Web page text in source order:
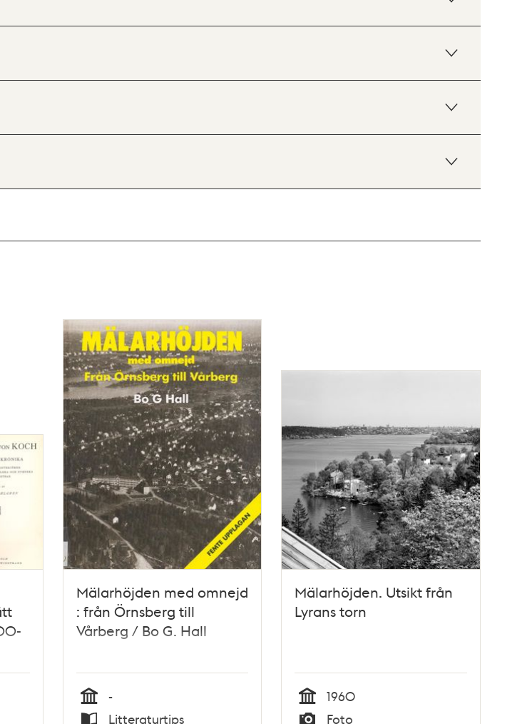
Mälarhöjden med omnejd
: från Örnsberg till
Vårberg / Bo G. Hall
Tid
-
Litteraturtips
Mälarhöjden. Utsikt från
Lyrans torn
Tid
1960
Foto